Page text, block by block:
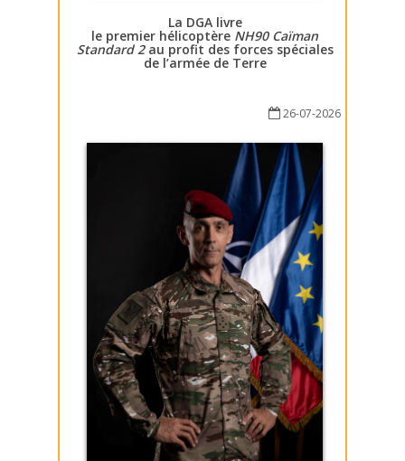
La DGA livre
le premier hélicoptère NH90 Caïman
Standard 2au profit des forces spéciales
de l’armée de Terre
26-07-2026